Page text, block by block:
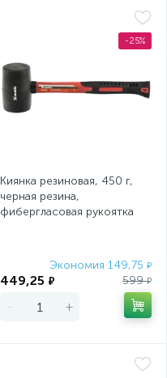
-25%
Киянка резиновая, 450 г,
черная резина,
фибергласовая рукоятка
Экономия 149,75 ₽
449,25 ₽ 599₽
- +